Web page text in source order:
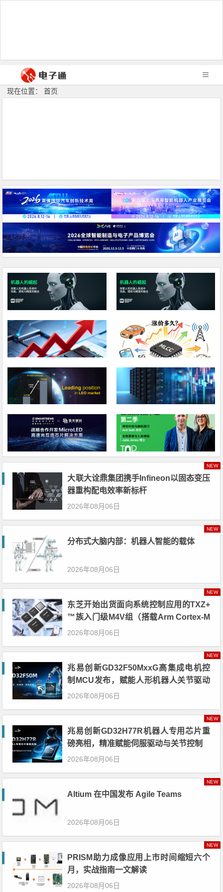
现在位置： 首页
大联大诠鼎集团携手Infineon以固态变压
器重构配电效率新标杆
NEW
2026年08月06日
分布式大脑内部：机器人智能的载体
NEW
2026年08月06日
东芝开始出货面向系统控制应用的TXZ+
™族入门级M4V组（搭载Arm Cortex‑M
4内核的标准微控制器）工程样品
NEW
2026年08月06日
兆易创新GD32F50MxxG高集成电机控
制MCU发布，赋能人形机器人关节驱动
革新
NEW
2026年08月06日
兆易创新GD32H77R机器人专用芯片重
磅亮相，精准赋能伺服驱动与关节控制
NEW
2026年08月06日
Altium 在中国发布 Agile Teams
NEW
2026年08月06日
PRISM助力成像应用上市时间缩短六个
月，实战指南一文解读
NEW
2026年08月06日